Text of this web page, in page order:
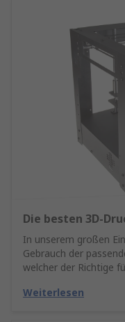
Die besten 3D-
In unserem großen
Gebrauch der
welcher der Richtige
Weiterlesen